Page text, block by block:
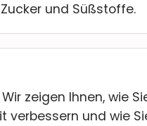
und Süßstoffe.
zeigen Ihnen, wie
verbessern und wie